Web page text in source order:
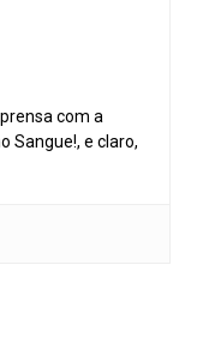
com a
Sangue!, e claro,